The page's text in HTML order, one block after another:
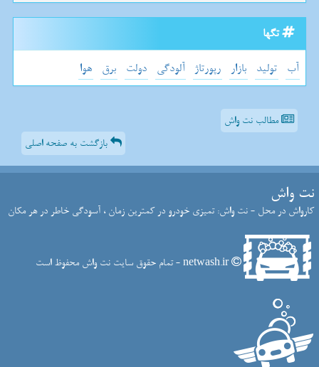
تگها
آب تولید بازار رپورتاژ آلودگی دولت برق هوا
مطالب نت واش
بازگشت به صفحه اصلی
نت واش
کارواش در محل - نت واش: تمیزی خودرو در کمترین زمان ، آسودگی خاطر در هر مکان
netwash.ir - تمام حقوق سایت نت واش محفوظ است